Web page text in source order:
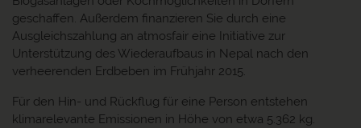
geschaffen. Außerdem finanzieren Sie durch eine
Ausgleichszahlung an atmosfair eine Initiative zur
Unterstützung des Wiederaufbaus in Nepal nach den
verheerenden Erdbeben im Frühjahr 2015.
Für den Hin- und Rückflug für eine Person entstehen
klimarelevante Emissionen in Höhe von etwa 5.362 kg.